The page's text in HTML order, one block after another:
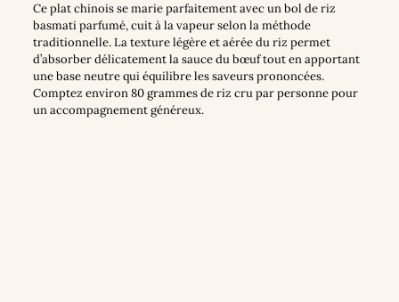
Ce plat chinois se marie parfaitement avec un bol de riz
basmati parfumé, cuit à la vapeur selon la méthode
traditionnelle. La texture légère et aérée du riz permet
d’absorber délicatement la sauce du bœuf tout en apportant
une base neutre qui équilibre les saveurs prononcées.
Comptez environ 80 grammes de riz cru par personne pour
un accompagnement généreux.